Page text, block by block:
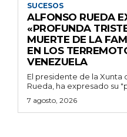
SUCESOS
ALFONSO RUEDA
«PROFUNDA
MUERTE DE LA
EN LOS
VENEZUELA
El presidente de la Xunta
Rueda, ha expresado su
7 agosto, 2026